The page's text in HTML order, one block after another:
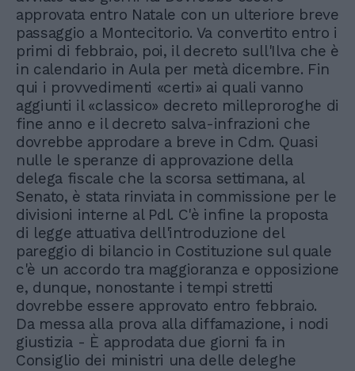
approvata entro Natale con un ulteriore breve
passaggio a Montecitorio. Va convertito entro i
primi di febbraio, poi, il decreto sull'Ilva che è
in calendario in Aula per metà dicembre. Fin
qui i provvedimenti «certi» ai quali vanno
aggiunti il «classico» decreto milleproroghe di
fine anno e il decreto salva-infrazioni che
dovrebbe approdare a breve in Cdm. Quasi
nulle le speranze di approvazione della
delega fiscale che la scorsa settimana, al
Senato, è stata rinviata in commissione per le
divisioni interne al Pdl. C'è infine la proposta
di legge attuativa dell'introduzione del
pareggio di bilancio in Costituzione sul quale
c'è un accordo tra maggioranza e opposizione
e, dunque, nonostante i tempi stretti
dovrebbe essere approvato entro febbraio.
Da messa alla prova alla diffamazione, i nodi
giustizia - È approdata due giorni fa in
Consiglio dei ministri una delle deleghe